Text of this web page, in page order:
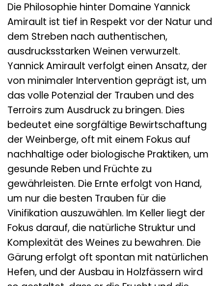
Die Philosophie hinter Domaine Yannick
Amirault ist tief in Respekt vor der Natur und
dem Streben nach authentischen,
ausdrucksstarken Weinen verwurzelt.
Yannick Amirault verfolgt einen Ansatz, der
von minimaler Intervention geprägt ist, um
das volle Potenzial der Trauben und des
Terroirs zum Ausdruck zu bringen. Dies
bedeutet eine sorgfältige Bewirtschaftung
der Weinberge, oft mit einem Fokus auf
nachhaltige oder biologische Praktiken, um
gesunde Reben und Früchte zu
gewährleisten. Die Ernte erfolgt von Hand,
um nur die besten Trauben für die
Vinifikation auszuwählen. Im Keller liegt der
Fokus darauf, die natürliche Struktur und
Komplexität des Weines zu bewahren. Die
Gärung erfolgt oft spontan mit natürlichen
Hefen, und der Ausbau in Holzfässern wird